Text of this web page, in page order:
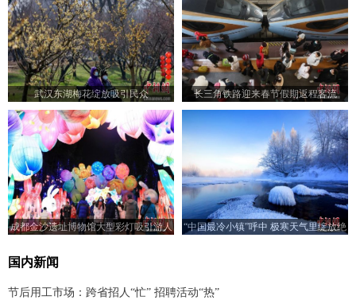
武汉东湖梅花绽放吸引民众 长三角铁路迎来春节假期返程客流
成都金沙遗址博物馆大型彩灯吸引游人
“中国最冷小镇”呼中 极寒天气里绽放绝
国内新闻
节后用工市场：跨省招人“忙” 招聘活动“热”